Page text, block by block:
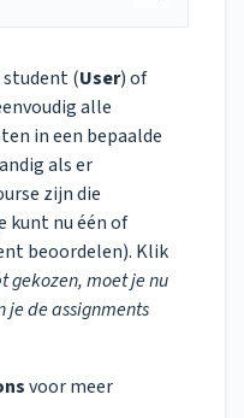
student (User) of
alle
in een bepaalde
als er
zijn die
kunt nu één of
beoordelen). Klik
gekozen, moet je nu
je de assignments
voor meer